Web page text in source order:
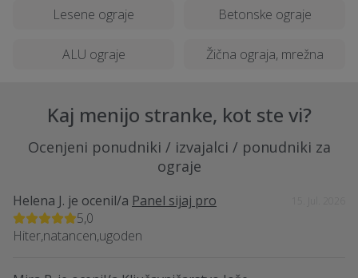
Lesene ograje Betonske ograje
ALU ograje Žična ograja, mrežna
Kaj menijo stranke, kot ste vi?
Ocenjeni ponudniki / izvajalci / ponudniki za
ograje
Helena J. je ocenil/a Panel sijaj pro
5,0
Hiter,natancen,ugoden